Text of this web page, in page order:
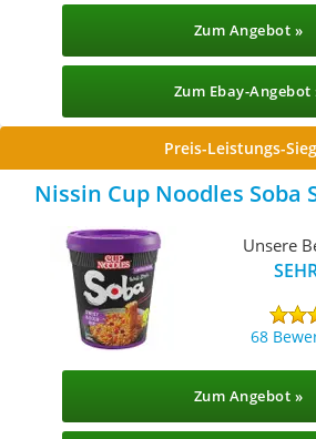
Zum Angebot »
Zum Ebay-Angebot
Preis-Leistungs-
Nissin Cup Noodles Soba
Unsere
68
Zum Angebot »